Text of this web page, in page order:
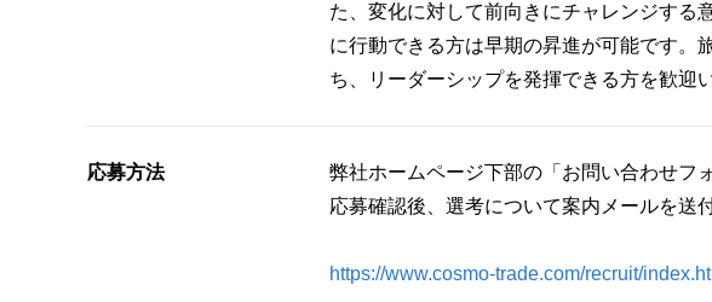
た、変化に対して前向きにチャレンジする
に行動できる方は早期の昇進が可能です。
ち、リーダーシップを発揮できる方を歓迎
応募方法
弊社ホームページ下部の「お問い合わせフ
応募確認後、選考について案内メールを送
https://www.cosmo-trade.com/recruit/